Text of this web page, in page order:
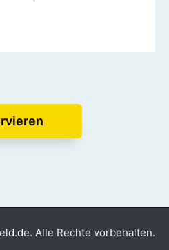
Alle Rechte vorbehalten.